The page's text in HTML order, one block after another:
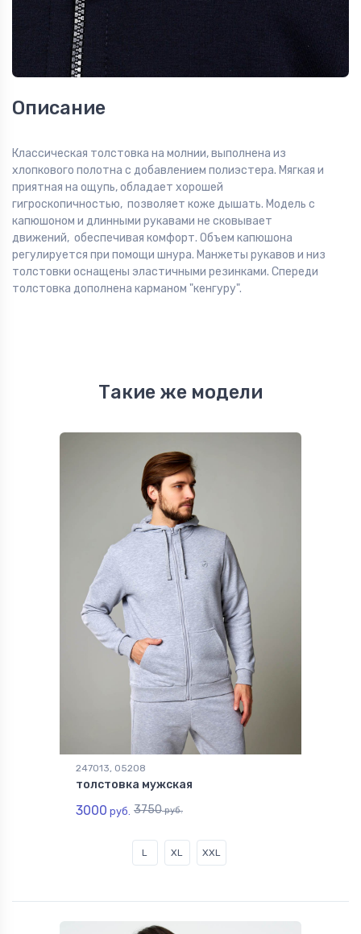
Описание
Классическая толстовка на молнии, выполнена из
хлопкового полотна с добавлением полиэстера. Мягкая и
приятная на ощупь, обладает хорошей
гигроскопичностью, позволяет коже дышать. Модель с
капюшоном и длинными рукавами не сковывает
движений, обеспечивая комфорт. Объем капюшона
регулируется при помощи шнура. Манжеты рукавов и низ
толстовки оснащены эластичными резинками. Спереди
толстовка дополнена карманом "кенгуру".
Такие же модели
247013, 05208
толстовка мужская
3000 руб. 3750руб.
L XL XXL